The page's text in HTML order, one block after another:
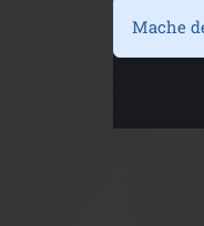
Mache